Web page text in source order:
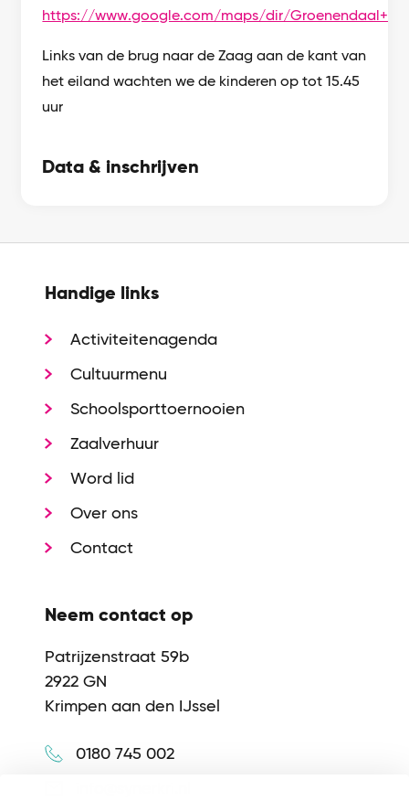
https://www.google.com/maps/dir/
Links van de brug naar de Zaag aan de kant van
het eiland wachten we de kinderen op tot 15.45
uur
Data & inschrijven
Handige links
Activiteitenagenda
Cultuurmenu
Schoolsporttoernooien
Zaalverhuur
Word lid
Over ons
Contact
Neem contact op
Patrijzenstraat 59b
2922 GN
Krimpen aan den IJssel
0180 745 002